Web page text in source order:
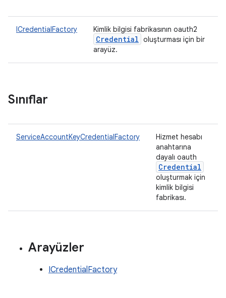
ICredentialFactory Kimlik bilgisi fabrikasının oauth2
Credential oluşturması için bir
arayüz.
Sınıflar
ServiceAccountKeyCredentialFactory
Hizmet hesabı
anahtarına
dayalı oauth
Credential
oluşturmak için
kimlik bilgisi
fabrikası.
Arayüzler
ICredentialFactory